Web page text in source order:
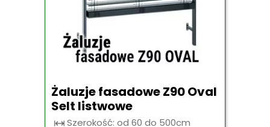
Żaluzje fasadowe Z90 Oval
Selt listwowe
Szerokość: od 60 do 500cm